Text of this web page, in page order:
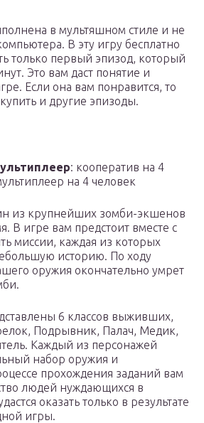
в мультяшном стиле и не
В эту игру бесплатно
только первый эпизод, который
Это вам даст понятие и
Если она вам понравится, то
и другие эпизоды.
: кооператив на 4
на 4 человек
из крупнейших зомби-экшенов
В игре вам предстоит вместе с
миссии, каждая из которых
историю. По ходу
оружия окончательно умрет
6 классов выживших,
Подрывник, Палач, Медик,
Каждый из персонажей
набор оружия и
прохождения заданий вам
людей нуждающихся в
оказать только в результате
игры.